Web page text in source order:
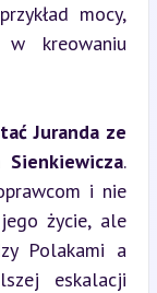
mocy,
kreowaniu
Juranda ze
Sienkiewicza.
i nie
życie, ale
Polakami a
eskalacji